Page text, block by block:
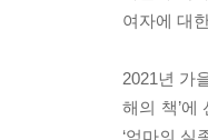
여자에 대
2021년 가
해의 책’
‘엄마의 실